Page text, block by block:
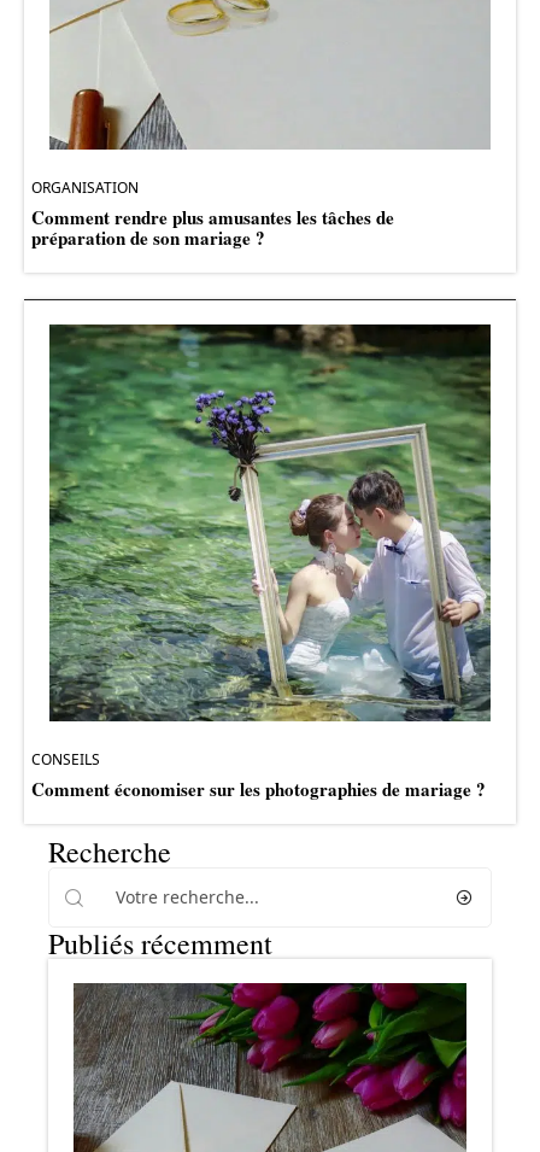
ORGANISATION
Comment rendre plus amusantes les tâches de
préparation de son mariage ?
CONSEILS
Comment économiser sur les photographies de mariage ?
Recherche
Publiés récemment